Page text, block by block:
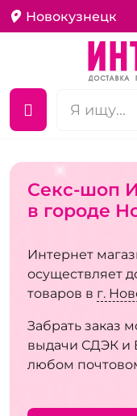
Новокузнецк
Секс-шоп
в городе
Интернет
осуществляет
товаров в г.
Забрать заказ
выдачи СДЭК и
любом